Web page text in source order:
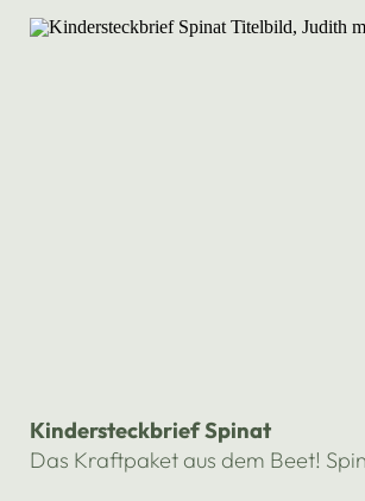
Kindersteckbrief Spinat
Das Kraftpaket aus dem Beet!